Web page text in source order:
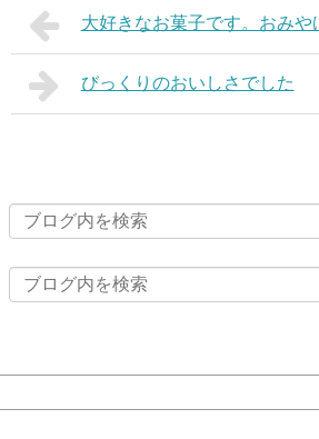
大好きなお菓子です。おみや
びっくりのおいしさでした